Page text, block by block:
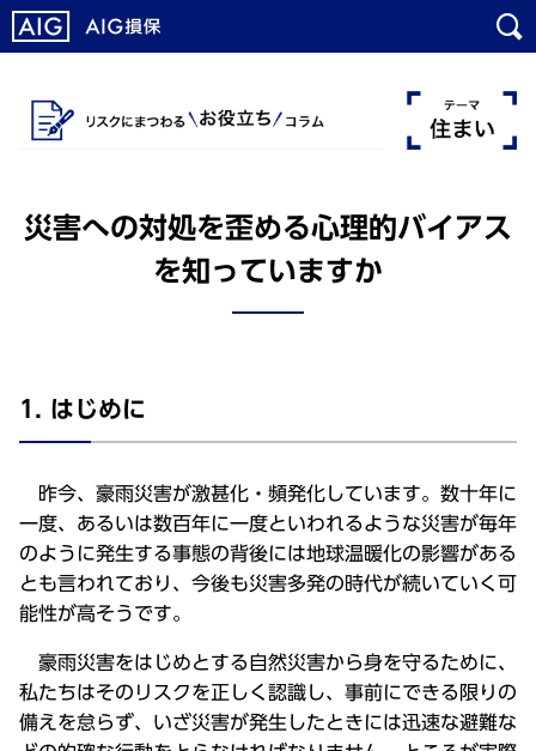
メ
イ
こ
こ
災害への対処を歪める心理的バイアス
を知っていますか
1. はじめに
昨今、豪雨災害が激甚化・頻発化しています。数十年に
一度、あるいは数百年に一度といわれるような災害が毎年
のように発生する事態の背後には地球温暖化の影響がある
とも言われており、今後も災害多発の時代が続いていく可
能性が高そうです。
豪雨災害をはじめとする自然災害から身を守るために、
私たちはそのリスクを正しく認識し、事前にできる限りの
備えを怠らず、いざ災害が発生したときには迅速な避難な